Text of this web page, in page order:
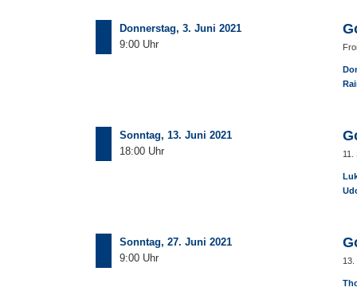
Donnerstag, 3. Juni 2021
9:00 Uhr
Sonntag, 13. Juni 2021
18:00 Uhr
11.
Sonntag, 27. Juni 2021
9:00 Uhr
13.